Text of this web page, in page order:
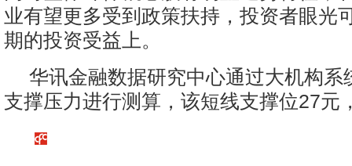
业有望更多受到政策扶持，投资者眼光
期的投资受益上。
华讯金融数据研究中心通过大机构系
支撑压力进行测算，该短线支撑位27元